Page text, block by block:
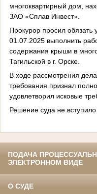
многоквартирный дом,
ЗАО «Сплав Инвест».
Прокурор просил
01.07.2025 выполнить
содержания крыши в
Тагильской в г. Орске.
В ходе рассмотрения
требования признал
удовлетворил исковые
Решение суда не вступило
ПОДАЧА
ЭЛЕКТРОННОМ ВИДЕ
О СУДЕ